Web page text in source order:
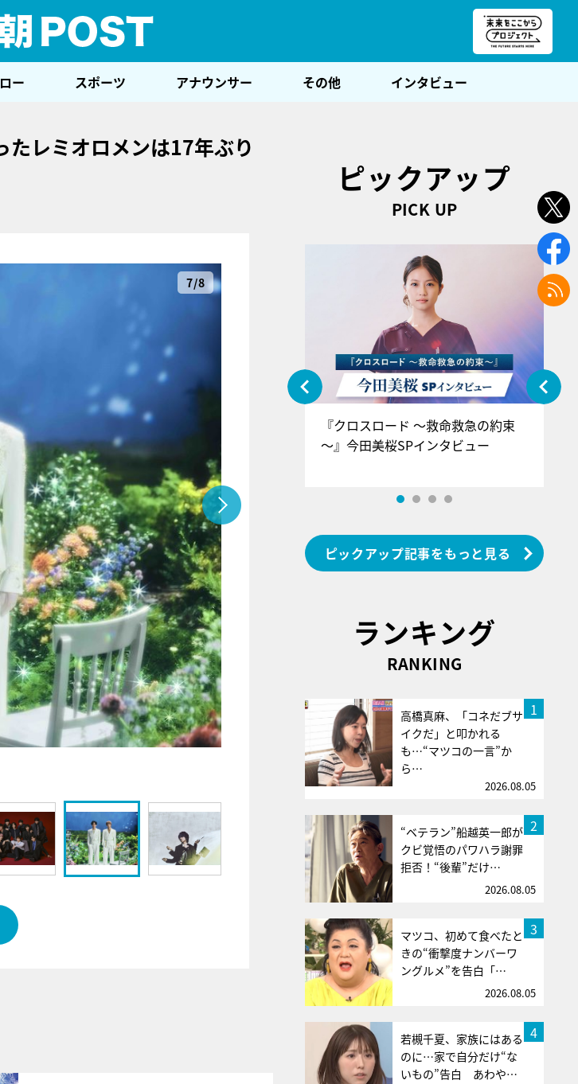
ー スポーツ アナウンサー その他 インタビュー
レミオロメンは17年ぶり
7/8
ピックアップ
PICK UP
『アイ＝ラブ！げーみんぐ』＝LOV
E齋藤樹愛羅＆佐々木舞香SPインタ
ビュー
『クロスロード ～救命救急の約束
～』今田美桜SPインタビュー
ピックアップ記事をもっと見る
ランキング
RANKING
1
高橋真麻、「コネだブサ
イクだ」と叩かれる
も…“マツコの一言”か
ら…
2026.08.05
2
“ベテラン”船越英一郎が
クビ覚悟のパワハラ謝罪
拒否！“後輩”だけ…
2026.08.05
3
マツコ、初めて食べたと
きの“衝撃度ナンバーワ
ングルメ”を告白「…
2026.08.05
4
若槻千夏、家族にはある
のに…家で自分だけ“な
いもの”告白 あわや…